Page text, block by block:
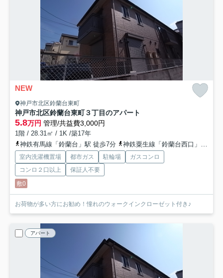
NEW
神戸市北区鈴蘭台東町
神戸市北区鈴蘭台東町３丁目のアパート
5.8万円 管理/共益費3,000円
1階 / 28.31㎡ / 1K /築17年
神鉄有馬線「鈴蘭台」駅 徒歩7分
神鉄粟生線「鈴蘭台西口」駅 徒歩17分
室内洗濯機置場 都市ガス 駐輪場
ガスコンロ
コンロ２口以上
保証人不要
敷0
お荷物が多い方にお勧め！憧れのウォークインクローゼット付き♪
アパート